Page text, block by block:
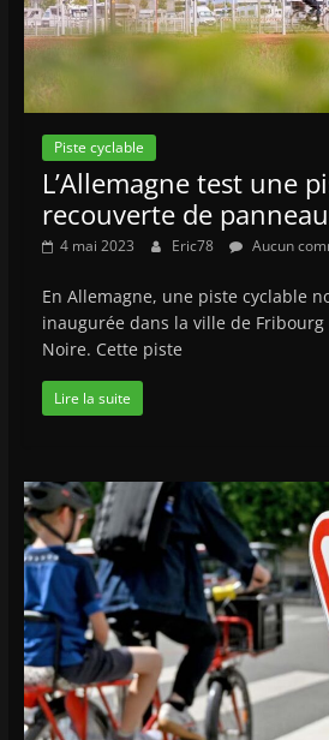
Piste cyclable
L’Allemagne test une
recouverte de
4 mai 2023 Eric78 Aucun
En Allemagne, une piste cyclable
inaugurée dans la ville de Fribourg
Noire. Cette piste
Lire la suite